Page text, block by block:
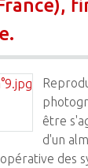
être
d'un
des